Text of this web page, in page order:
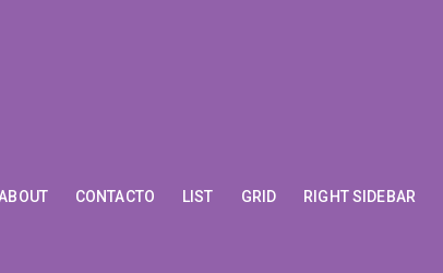
CONTACTO LIST GRID RIGHT SIDEBAR